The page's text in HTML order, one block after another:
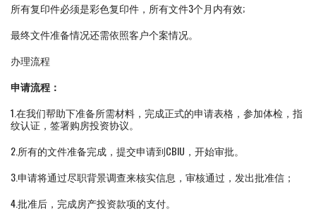
所有复印件必须是彩色复印件，所有文件3个月内有效;
最终文件准备情况还需依照客户个案情况。
办理流程
申请流程：
1.在我们帮助下准备所需材料，完成正式的申请表格，参加体检，指
纹认证，签署购房投资协议。
2.所有的文件准备完成，提交申请到CBIU，开始审批。
3.申请将通过尽职背景调查来核实信息，审核通过，发出批准信；
4.批准后，完成房产投资款项的支付。